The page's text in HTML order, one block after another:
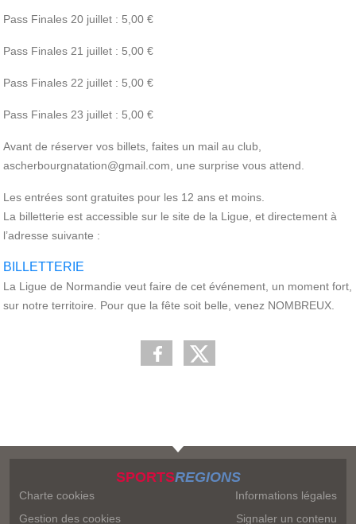
Pass Finales 20 juillet : 5,00 €
Pass Finales 21 juillet : 5,00 €
Pass Finales 22 juillet : 5,00 €
Pass Finales 23 juillet : 5,00 €
Avant de réserver vos billets, faites un mail au club,
ascherbourgnatation@gmail.com, une surprise vous attend.
Les entrées sont gratuites pour les 12 ans et moins.
La billetterie est accessible sur le site de la Ligue, et directement à
l’adresse suivante :
BILLETTERIE
La Ligue de Normandie veut faire de cet événement, un moment fort,
sur notre territoire. Pour que la fête soit belle, venez NOMBREUX.
SPORTSREGIONS
Charte cookies
Gestion des cookies
Informations légales
Signaler un contenu